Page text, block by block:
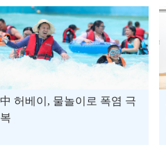
中 허베이, 물놀이로 폭염 극
복